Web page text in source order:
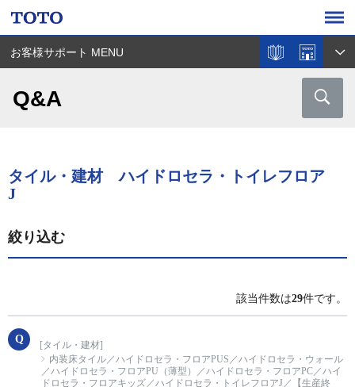
お客様サポート MENU
Q&A
タイル・建材 ハイドロセラ・トイレフロア
J
絞り込む
該当件数は29件です。
[タイル・建材]
内装床タイル／ハイドロセラ・フロアPUS／ハイドロセラ・ウォール
／ハイドロセラ・フロアPU（薄型）／ハイドロセラ・フロアPC／ハイ
ドロセラ・フロアキッズ／ハイドロセラ・トイレフロアJ／【生産終